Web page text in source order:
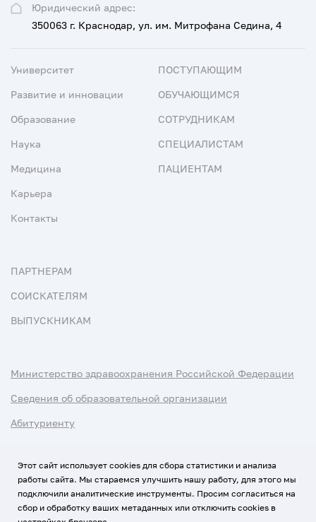
Юридический адрес:
350063 г. Краснодар, ул. им. Митрофана Седина, 4
Университет
Развитие и инновации
Образование
Наука
Медицина
Карьера
Контакты
ПОСТУПАЮЩИМ
ОБУЧАЮЩИМСЯ
СОТРУДНИКАМ
СПЕЦИАЛИСТАМ
ПАЦИЕНТАМ
ПАРТНЕРАМ
СОИСКАТЕЛЯМ
ВЫПУСКНИКАМ
Министерство здравоохранения Российской Федерации
Сведения об образовательной организации
Абитуриенту
Политика обработки персональных данных
Этот сайт использует cookies для сбора статистики и анализа
работы сайта. Мы стараемся улучшить нашу работу, для этого мы
подключили аналитические инструменты. Просим согласиться на
сбор и обработку ваших метаданных или отключить cookies в